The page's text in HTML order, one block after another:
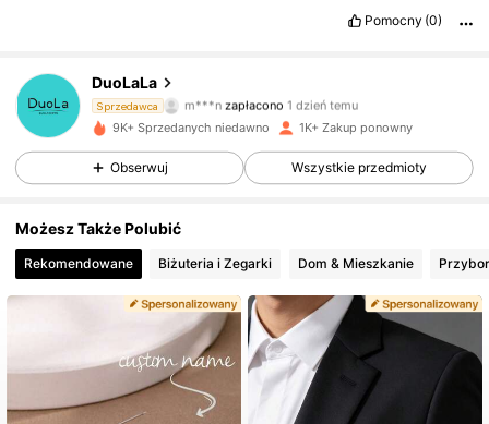
Pomocny (0)
DuoLaLa
Sprzedawca
m***n zapłacono 1 dzień temu
4,85 458 Obserwujący
4,85 458 Obserwujący
4,85 458 Obserwujący
9K+ Sprzedanych niedawno 1K+ Zakup ponowny
Obserwuj Wszystkie przedmioty
Możesz Także Polubić
Rekomendowane Biżuteria i Zegarki Dom & Mieszkanie